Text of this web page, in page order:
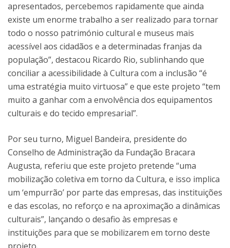
apresentados, percebemos rapidamente que ainda
existe um enorme trabalho a ser realizado para tornar
todo o nosso património cultural e museus mais
acessível aos cidadãos e a determinadas franjas da
população”, destacou Ricardo Rio, sublinhando que
conciliar a acessibilidade à Cultura com a inclusão “é
uma estratégia muito virtuosa” e que este projeto “tem
muito a ganhar com a envolvência dos equipamentos
culturais e do tecido empresarial”.
Por seu turno, Miguel Bandeira, presidente do
Conselho de Administração da Fundação Bracara
Augusta, referiu que este projeto pretende “uma
mobilização coletiva em torno da Cultura, e isso implica
um ‘empurrão’ por parte das empresas, das instituições
e das escolas, no reforço e na aproximação a dinâmicas
culturais”, lançando o desafio às empresas e
instituições para que se mobilizarem em torno deste